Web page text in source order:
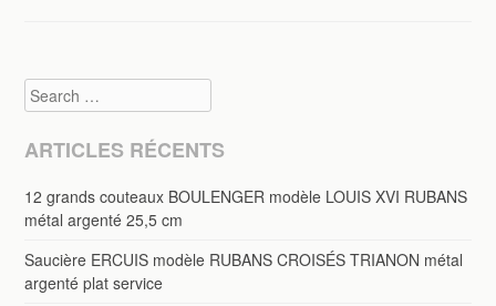
Search
ARTICLES RÉCENTS
12 grands couteaux BOULENGER modèle LOUIS XVI RUBANS
métal argenté 25,5 cm
Saucière ERCUIS modèle RUBANS CROISÉS TRIANON métal
argenté plat service